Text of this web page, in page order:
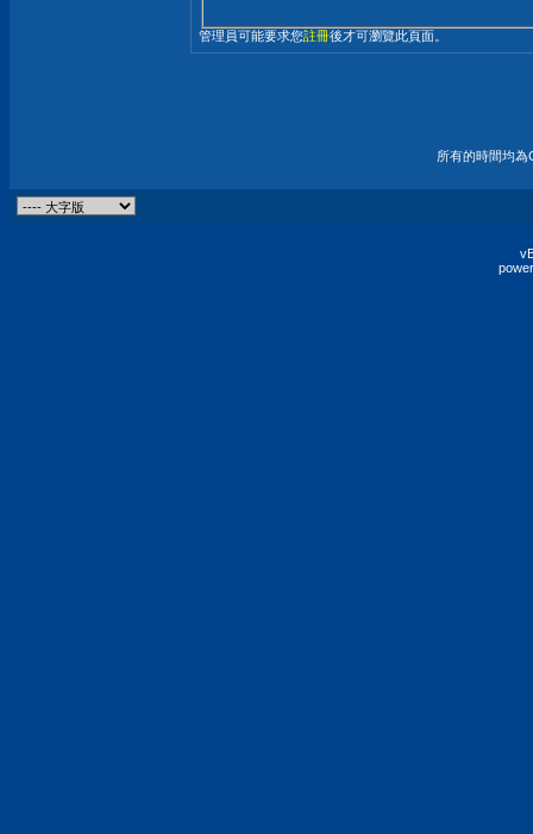
管理員可能要求您註冊後才可瀏覽此頁面。
所有的時間均為